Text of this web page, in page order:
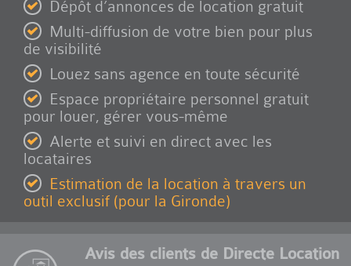
Dépôt d’annonces de location gratuit
Multi-diffusion de votre bien pour plus
de visibilité
Louez sans agence en toute sécurité
Espace propriétaire personnel gratuit
pour louer, gérer vous-même
Alerte et suivi en direct avec les
locataires
Estimation de la location à travers un
outil exclusif (pour la Gironde)
Avis des clients de Directe Location